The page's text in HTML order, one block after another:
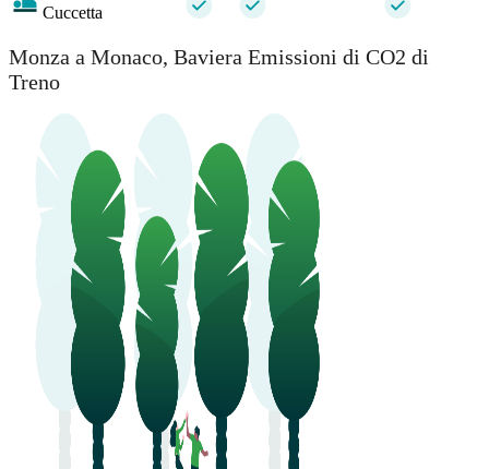
Cuccetta
Monza a Monaco, Baviera Emissioni di CO2 di
Treno